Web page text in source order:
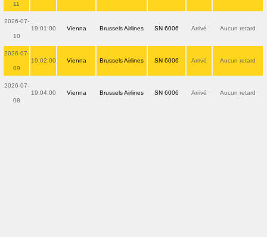
11
2026-07-
10
19:01:00 Vienna Brussels Airlines SN 6006 Arrivé Aucun retard
2026-07-
09
19:02:00 Vienna Brussels Airlines SN 6006 Arrivé Aucun retard
2026-07-
08
19:04:00 Vienna Brussels Airlines SN 6006 Arrivé Aucun retard